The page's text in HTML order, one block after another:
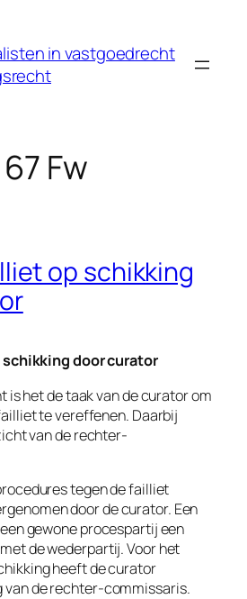
in vastgoedrecht
Fw
op schikking
door curator
is het de taak van de curator om
te vereffenen. Daarbij
van de rechter-
tegen de failliet
door de curator. Een
gewone procespartij een
de wederpartij. Voor het
heeft de curator
de rechter-commissaris.